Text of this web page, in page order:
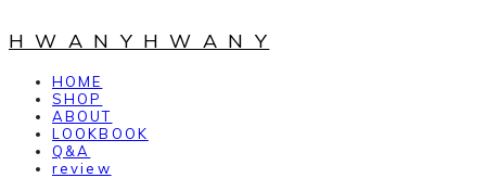
H W A N Y H W A N Y
HOME
SHOP
ABOUT
LOOKBOOK
Q&A
review